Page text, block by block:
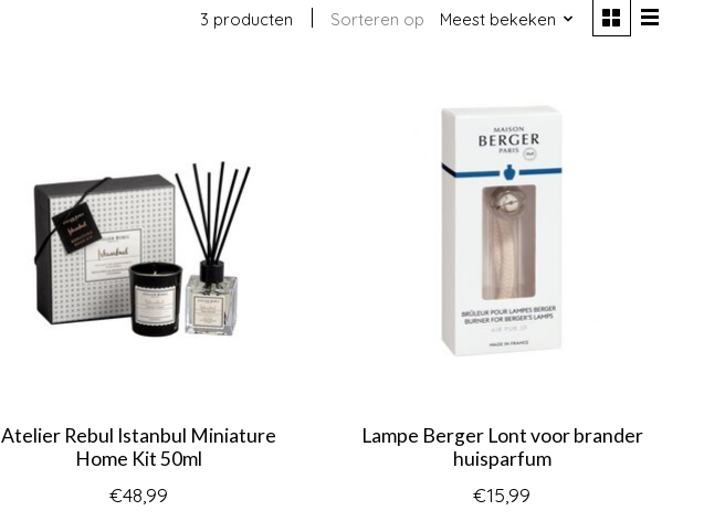
3 producten Sorteren op Meest bekeken
Atelier Rebul Istanbul Miniature
Home Kit 50ml
€48,99
Lampe Berger Lont voor brander
huisparfum
€15,99